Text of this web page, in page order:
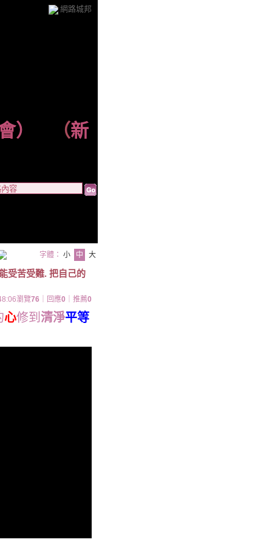
網路城邦
） （新
字體： 小 中 大
受苦受難. 把自己的
瀏覽76 ｜回應0 ｜推薦0
心修到 清淨平等